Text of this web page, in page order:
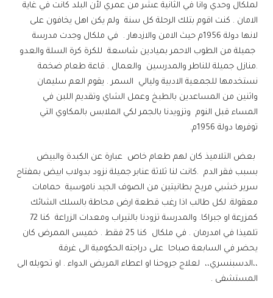
لملكال وحدي وانا في الثانية عشر من عمري لأن البلد كانت في غاية
الامان . كنت اقوم بتلك الرحلة كل سنة ولم يكن اهل يخافون على
لانها دولة 1956م حيث الامن والازدهار . في ملكال وجدت مدرسة
جميلة من الطوب الاحمر بميادين شاسعة للكرة كرة السلة والعدو
.منازل جميلة للناطر والمدرسين والعمال . قاعة طعام ضخمة
نستخدمها للجمعية الادبية وليالي السمر . يقوم العم سليمان
واثنين من المساعدين بالطبخ وعمل الشاي وتقديم اللبن في
المساء قبل النوم وتزويدنا بالجمر لكي الملابس بالمكاوي التي
توفرها دولة 1956م.
بعض التلاميذ كان لهم طعام خاص عبارة عن الكبدة والبيض
بسبب فقر الدم .كانت لنا ثلاثة عنابر جميلة نزود بدولاب ابيض بمفتاح
سرير خشبي مريح بطانيتين من الصوف الجيد ناموسية حمامات
معقولة. لكل طالب اذا رغب قطعة ارض محاطة بالسلك الشائك
كمزرعة او جبراكا. والمدرسة تزودنا بالتيراب ومعدات الزراعة كنا 72
تلميذا في امدرمان . في ملكال كنا 25 فقط . خميس الممرض كان
يحضر في السابعة صباحا على دراجته الحكومية الى غرفة
،،الدسبنسري،، لعلاج جروحنا او اعطاء المريض الدواء . او تحويله الى
المستشفى .